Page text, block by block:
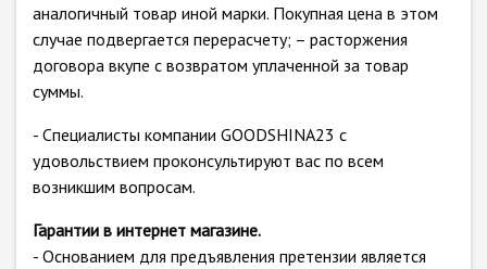
аналогичный товар иной марки. Покупная цена в этом
случае подвергается перерасчету; – расторжения
договора вкупе с возвратом уплаченной за товар
суммы.
- Специалисты компании GOODSHINA23 с
удовольствием проконсультируют вас по всем
возникшим вопросам.
Гарантии в интернет магазине.
- Основанием для предъявления претензии является